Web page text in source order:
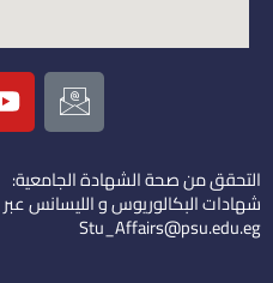
I
c
o
n
-
e
التحقق من صحة الشهادة الجامعية:
شهادات البكالوريوس و الليسانس عبر
Stu_Affairs@psu.edu.eg